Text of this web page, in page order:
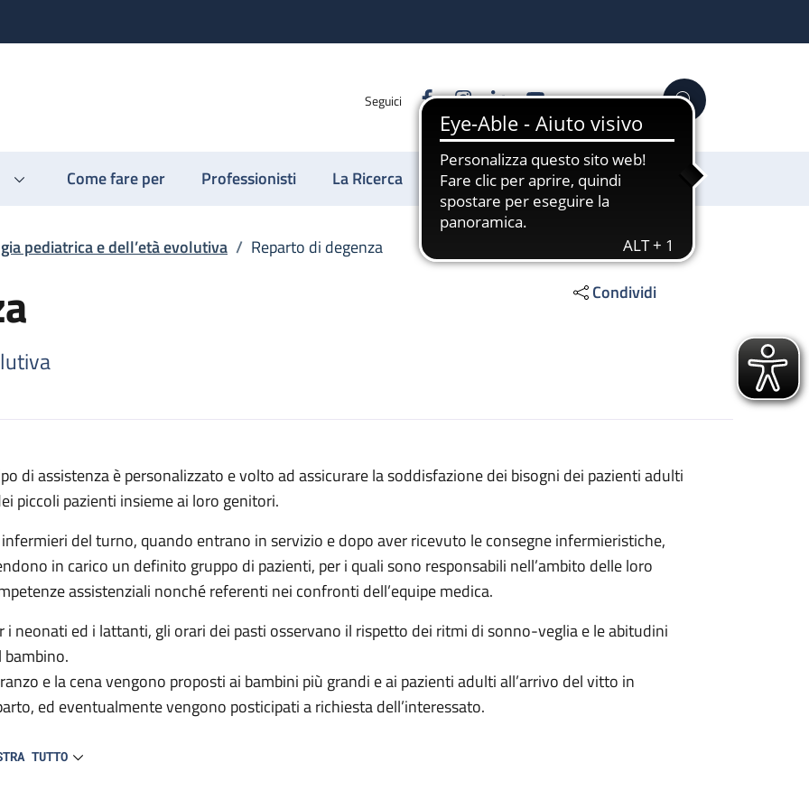
Seguici FacebookInstagram
LinkedinYouTube Cerca
Come fare per Professionisti La Ricerca Sostienici
pediatrica e dell’età evolutiva / Reparto di degenza
Condividi
di assistenza è personalizzato e volto ad assicurare la soddisfazione dei bisogni dei pazienti adulti
piccoli pazienti insieme ai loro genitori.
infermieri del turno, quando entrano in servizio e dopo aver ricevuto le consegne infermieristiche,
in carico un definito gruppo di pazienti, per i quali sono responsabili nell’ambito delle loro
assistenziali nonché referenti nei confronti dell’equipe medica.
i neonati ed i lattanti, gli orari dei pasti osservano il rispetto dei ritmi di sonno-veglia e le abitudini
bambino.
e la cena vengono proposti ai bambini più grandi e ai pazienti adulti all’arrivo del vitto in
ed eventualmente vengono posticipati a richiesta dell’interessato.
si occupa personalmente della preparazione e distribuzione del cibo a lattanti e neonati.
TUTTO